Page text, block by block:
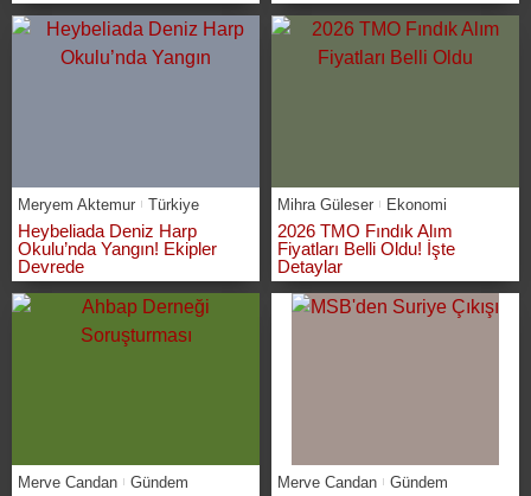
Meryem Aktemur Türkiye
Heybeliada Deniz Harp
Okulu’nda Yangın! Ekipler
Devrede
Mihra Güleser Ekonomi
2026 TMO Fındık Alım
Fiyatları Belli Oldu! İşte
Detaylar
Merve Candan Gündem Merve Candan Gündem